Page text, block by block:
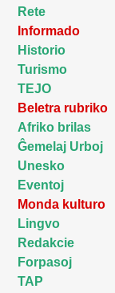
Rete
Informado
Historio
Turismo
TEJO
Beletra rubriko
Afriko brilas
Ĝemelaj Urboj
Unesko
Eventoj
Monda kulturo
Lingvo
Redakcie
Forpasoj
TAP